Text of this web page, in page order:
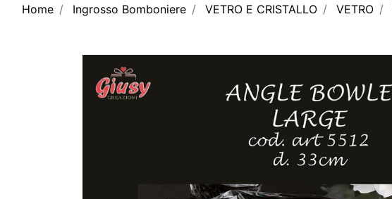
Home Ingrosso Bomboniere VETRO E CRISTALLO VETRO